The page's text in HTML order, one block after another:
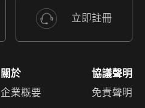
立即註冊
關於
企業概要
協議聲明
免責聲明